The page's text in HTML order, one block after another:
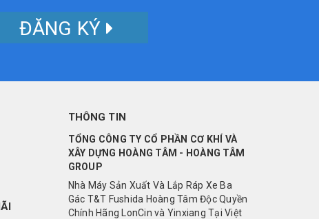
ĐĂNG KÝ
THÔNG TIN
TỔNG CÔNG TY CỔ PHẦN CƠ KHÍ VÀ
XÂY DỰNG HOÀNG TÂM - HOÀNG TÂM
GROUP
Nhà Máy Sản Xuất Và Lắp Ráp Xe Ba
Gác T&T Fushida Hoàng Tâm Độc Quyền
Chính Hãng LonCin và Yinxiang Tại Việt